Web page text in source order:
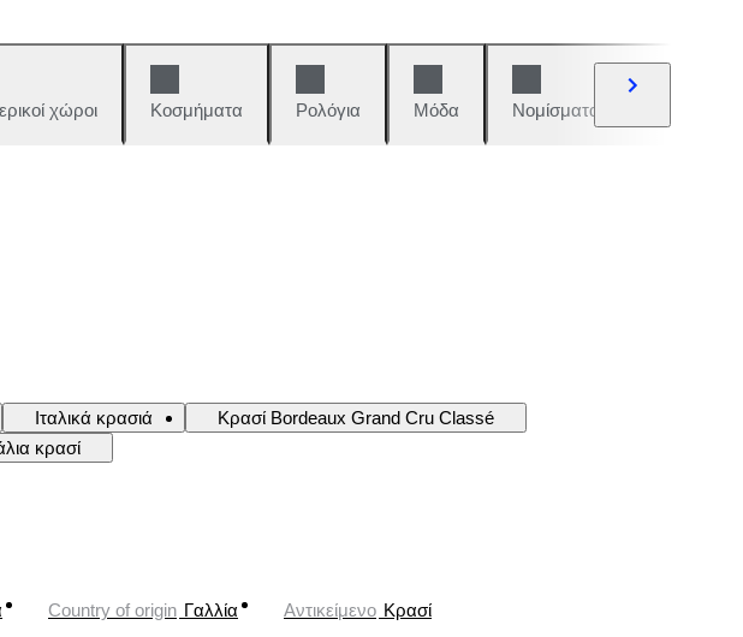
χώροι Κοσμήματα Ρολόγια Μόδα Νομίσματα και
Ιταλικά κρασιά
Κρασί Bordeaux Grand Cru Classé
κρασί
Country of origin Γαλλία Αντικείμενο Κρασί